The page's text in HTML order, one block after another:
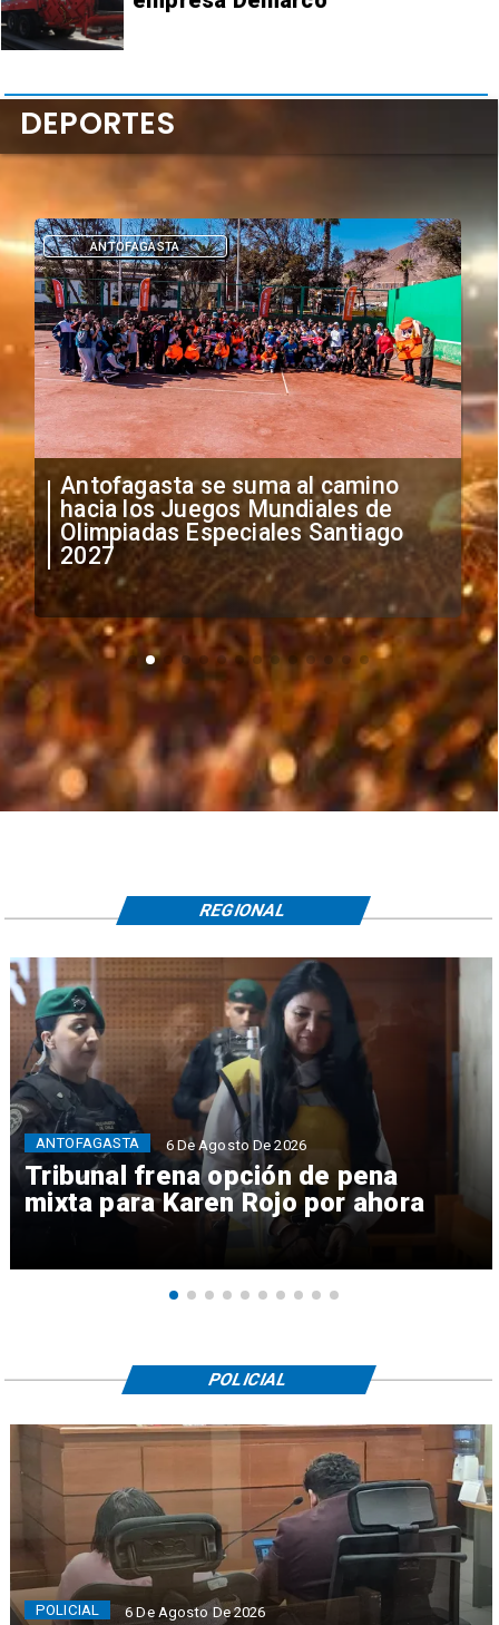
"Falta de profesionalismo": Sifup
anuncia medidas por situación
irregular de futbolistas
extranjeros
DEPORTES
DEPORTES
Tribunal frena opción de pena
mixta para Karen Rojo por ahora
ANTOFAGASTA 6 De Agosto De 2026
REGIONAL
POLICIAL 6 De Agosto De 2026
POLICIAL